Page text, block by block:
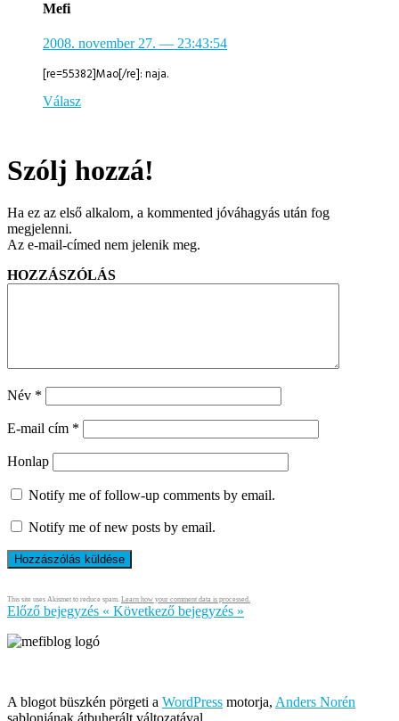
Mefi
2008. november 27. — 23:43:54
[re=55382]Mao[/re]: naja.
Válasz
Szólj hozzá!
Ha ez az első alkalom, a kommented jóváhagyás után fog
megjelenni.
Az e-mail-címed nem jelenik meg.
HOZZÁSZÓLÁS
Név *
E-mail cím *
Honlap
Notify me of follow-up comments by email.
Notify me of new posts by email.
This site uses Akismet to reduce spam. Learn how your comment data is processed.
Előző bejegyzés « Következő bejegyzés »
A blogot büszkén pörgeti a WordPress motorja, Anders Norén